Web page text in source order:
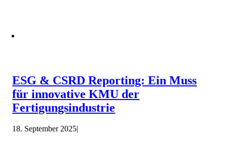
ESG & CSRD Reporting: Ein Muss
für innovative KMU der
Fertigungsindustrie
18. September 2025